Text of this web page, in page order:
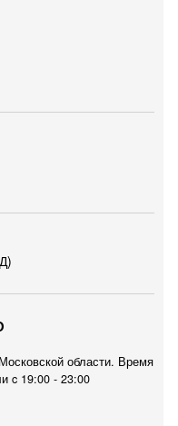
области. Время
c 19:00 - 23:00